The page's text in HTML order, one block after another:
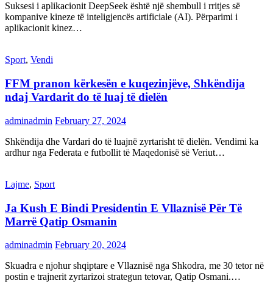
Suksesi i aplikacionit DeepSeek është një shembull i rritjes së
kompanive kineze të inteligjencës artificiale (AI). Përparimi i
aplikacionit kinez…
Sport, Vendi
FFM pranon kërkesën e kuqezinjëve, Shkëndija
ndaj Vardarit do të luaj të dielën
adminadmin February 27, 2024
Shkëndija dhe Vardari do të luajnë zyrtarisht të dielën. Vendimi ka
ardhur nga Federata e futbollit të Maqedonisë së Veriut…
Lajme, Sport
Ja Kush E Bindi Presidentin E Vllaznisë Për Të
Marrë Qatip Osmanin
adminadmin February 20, 2024
Skuadra e njohur shqiptare e Vllaznisë nga Shkodra, me 30 tetor në
postin e trajnerit zyrtarizoi strategun tetovar, Qatip Osmani.…